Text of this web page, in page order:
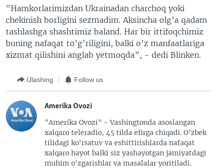
"Hamkorlarimizdan Ukrainadan charchoq yoki
chekinish borligini sezmadim. Aksincha olg’a qadam
tashlashga shashtimiz baland. Har bir ittifoqchimiz
buning nafaqat to’g’riligini, balki o’z manfaatlariga
xizmat qilishini anglab yetmoqda”, - dedi Blinken.
Ulashing Follow us
Amerika Ovozi
"Amerika Ovozi" - Vashingtonda asoslangan
xalqaro teleradio, 45 tilda efirga chiqadi. O'zbek
tilidagi ko'rsatuv va eshittirishlarda nafaqat
xalqaro hayot balki siz yashayotgan jamiyatdagi
muhim o'zgarishlar va masalalar yoritiladi.